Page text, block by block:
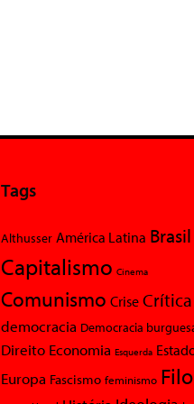
Tags
Althusser América Latina Brasil
Capitalismo Cinema
Comunismo Crise Crítica
democracia Democracia
Direito Economia Esquerda
Europa Fascismo feminismo